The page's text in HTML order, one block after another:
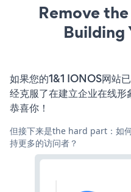
Remove
Building
如果您的1&1 IONOS网站
经克服了在建立企业在线形
恭喜你！
但接下来是the hard part：如
持更多的访问者？